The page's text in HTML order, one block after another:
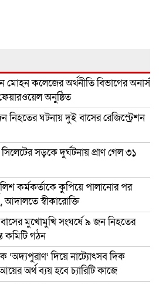
মোহন কলেজের অর্থনীতি বিভাগের অনার্স
অনুষ্ঠিত
নিহতের ঘটনায় দুই বাসের রেজিস্ট্রেশন
সড়কে দুর্ঘটনায় প্রাণ গেল ৩১
কর্মকর্তাকে কুপিয়ে পালানোর পর
আদালতে স্বীকারোক্তি
মুখোমুখি সংঘর্ষে ৯ জন নিহতের
কমিটি গঠন
‘অদ্যপুরাণ’ দিয়ে নাট্যোৎসব দিক
অর্থ ব্যয় হবে চ্যারিটি কাজে